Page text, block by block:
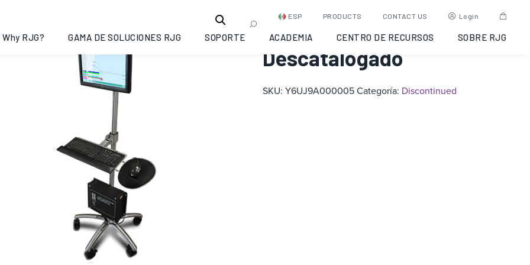
ESP PRODUCTS CONTACT US Login
Why RJG? GAMA DE SOLUCIONES RJG SOPORTE ACADEMIA CENTRO DE RECURSOS SOBRE RJG
Soporte para
CoPilot/eDART –
Descatalogado
SKU:Y6UJ9A000005Categoría: Discontinued